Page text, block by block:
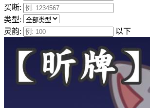
买断:
类型:
灵韵:
以下